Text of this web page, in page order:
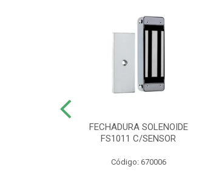
FECHADURA SOLENOIDE
FS1011 C/SENSOR
Código: 670006